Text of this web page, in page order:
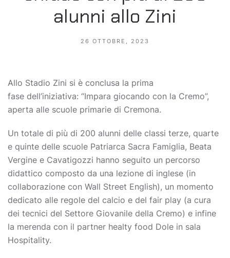
alunni allo Zini
26 OTTOBRE, 2023
Allo Stadio Zini si è conclusa la prima
fase dell’iniziativa: “Impara giocando con la Cremo”,
aperta alle scuole primarie di Cremona.
Un totale di più di 200 alunni delle classi terze, quarte
e quinte delle scuole Patriarca Sacra Famiglia, Beata
Vergine e Cavatigozzi hanno seguito un percorso
didattico composto da una lezione di inglese (in
collaborazione con Wall Street English), un momento
dedicato alle regole del calcio e del fair play (a cura
dei tecnici del Settore Giovanile della Cremo) e infine
la merenda con il partner healty food Dole in sala
Hospitality.